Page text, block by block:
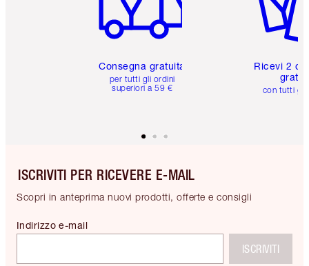
Consegna gratuita
per tutti gli ordini
superiori a 59 €
Ricevi 2
con tutti gli
ISCRIVITI PER RICEVERE E-MAIL
Scopri in anteprima nuovi prodotti, offerte e consigli
Indirizzo e-mail
ISCRIVITI